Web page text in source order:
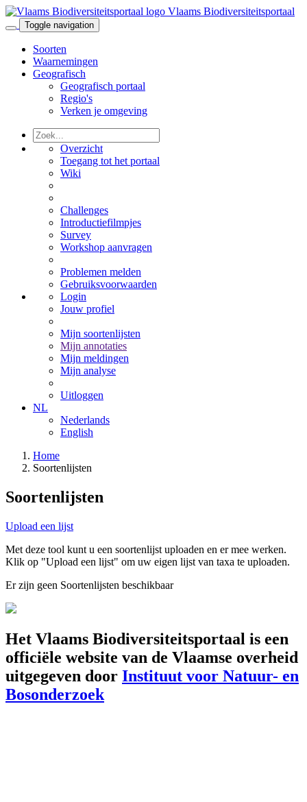
Vlaams Biodiversiteitsportaal
Toggle navigation
Soorten
Waarnemingen
Geografisch
Geografisch portaal
Regio's
Verken je omgeving
Overzicht
Toegang tot het portaal
Wiki
Challenges
Introductiefilmpjes
Survey
Workshop aanvragen
Problemen melden
Gebruiksvoorwaarden
Login
Jouw profiel
Mijn soortenlijsten
Mijn annotaties
Mijn meldingen
Mijn analyse
Uitloggen
NL
Nederlands
English
Home
Soortenlijsten
Soortenlijsten
Upload een lijst
Met deze tool kunt u een soortenlijst uploaden en er mee werken.
Klik op "Upload een lijst" om uw eigen lijst van taxa te uploaden.
Er zijn geen Soortenlijsten beschikbaar
Het Vlaams Biodiversiteitsportaal is een
officiële website van de Vlaamse overheid
uitgegeven door Instituut voor Natuur- en
Bosonderzoek